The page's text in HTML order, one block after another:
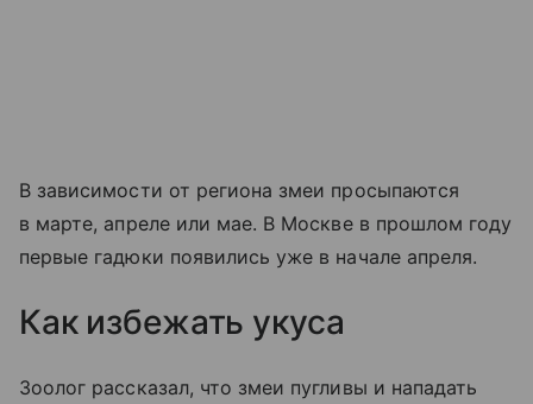
В зависимости от региона змеи просыпаются
в марте, апреле или мае. В Москве в прошлом году
первые гадюки появились уже в начале апреля.
Как избежать укуса
Зоолог рассказал, что змеи пугливы и нападать